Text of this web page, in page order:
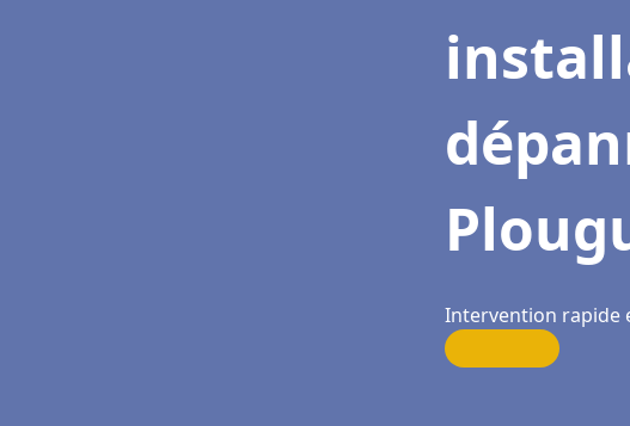
Intervention rapide